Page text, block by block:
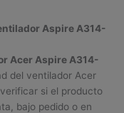
Aspire A314-
Acer Aspire A314-
del ventilador Acer
si el producto
bajo pedido o en